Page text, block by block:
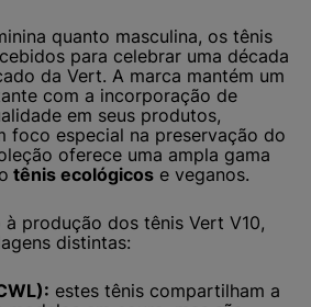
quanto masculina, os tênis
para celebrar uma década
da Vert. A marca mantém um
com a incorporação de
em seus produtos,
foco especial na preservação do
oferece uma ampla gama
tênis ecológicos e veganos.
produção dos tênis Vert V10,
distintas:
estes tênis compartilham a